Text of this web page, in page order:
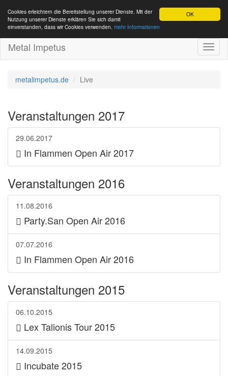
OK
Cookies erleichtern die Bereitstellung unserer Dienste. Mit der
Nutzung unserer Dienste erklären Sie sich damit
einverstanden, dass wir Cookies verwenden. mehr Informationen
Metal Impetus
metalimpetus.de Live
Veranstaltungen 2017
29.06.2017
In Flammen Open Air 2017
Veranstaltungen 2016
11.08.2016
Party.San Open Air 2016
07.07.2016
In Flammen Open Air 2016
Veranstaltungen 2015
06.10.2015
Lex Talionis Tour 2015
14.09.2015
Incubate 2015